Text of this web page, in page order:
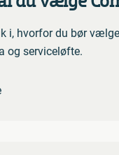
i, hvorfor du bør
og serviceløfte.